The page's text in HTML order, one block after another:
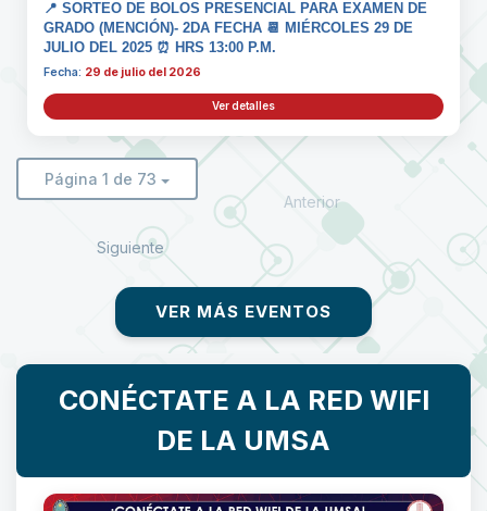
📍 SORTEO DE BOLOS PRESENCIAL PARA EXAMEN DE
GRADO (MENCIÓN)- 2DA FECHA 📆 MIÉRCOLES 29 DE
JULIO DEL 2025 ⏰ HRS 13:00 P.M.
Fecha: 29 de julio del 2026
Ver detalles
Página 1 de 73
Anterior
Siguiente
VER MÁS EVENTOS
CONÉCTATE A LA RED WIFI
DE LA UMSA